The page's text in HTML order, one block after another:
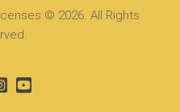
© 2026. All Rights